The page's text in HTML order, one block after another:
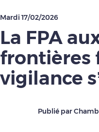
Mardi 17/02/2026
La FPA
frontières
vigilance
Publié par